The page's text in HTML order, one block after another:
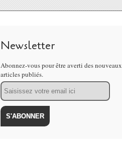
Newsletter
Abonnez-vous pour être averti des nouveaux
articles publiés.
Email